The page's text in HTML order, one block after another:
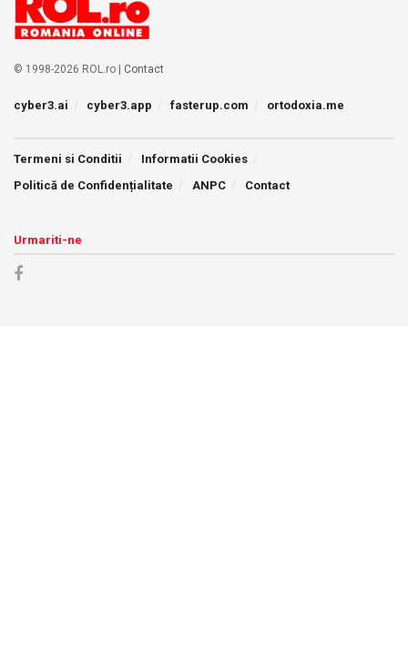
© 1998-2026 ROL.ro | Contact
cyber3.ai cyber3.app fasterup.com ortodoxia.me
Termeni si Conditii
Informatii Cookies
Politică de Confidențialitate
ANPC Contact
Urmariti-ne